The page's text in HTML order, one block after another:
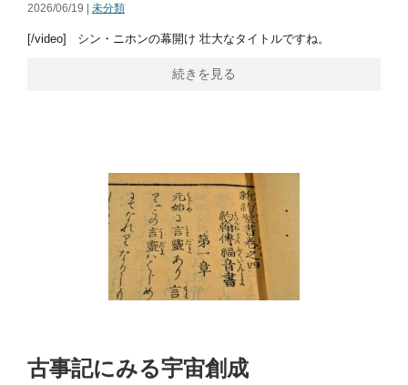
2026/06/19 | 未分類
[/video] シン・ニホンの幕開け 壮大なタイトルですね。
続きを見る
古事記にみる宇宙創成